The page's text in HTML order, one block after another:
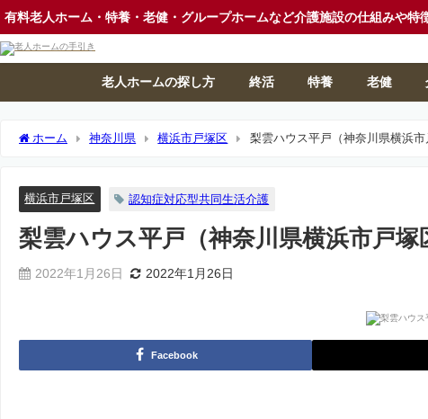
有料老人ホーム・特養・老健・グループホームなど介護施設の仕組みや特
老人ホームの探し方 終活 特養 老健
ホーム 神奈川県 横浜市戸塚区 梨雲ハウス平戸（神奈川県横浜市
横浜市戸塚区 認知症対応型共同生活介護
梨雲ハウス平戸（神奈川県横浜市戸塚
2022年1月26日 2022年1月26日
Facebook